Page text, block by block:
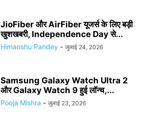
JioFiber और AirFiber यूजर्स के लिए बड़ी
खुशखबरी, Independence Day से...
Himanshu Pandey - जुलाई 24, 2026
Samsung Galaxy Watch Ultra 2
और Galaxy Watch 9 हुई लॉन्च,...
Pooja Mishra - जुलाई 23, 2026